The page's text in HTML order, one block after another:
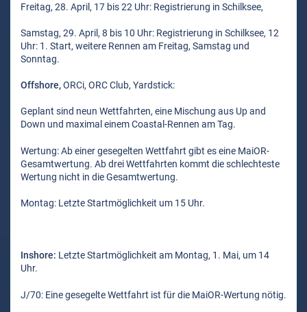
Freitag, 28. April, 17 bis 22 Uhr: Registrierung in Schilksee,
Samstag, 29. April, 8 bis 10 Uhr: Registrierung in Schilksee, 12
Uhr: 1. Start, weitere Rennen am Freitag, Samstag und
Sonntag.
Offshore,ORCi, ORC Club, Yardstick:
Geplant sind neun Wettfahrten, eine Mischung aus Up and
Down und maximal einem Coastal-Rennen am Tag.
Wertung: Ab einer gesegelten Wettfahrt gibt es eine MaiOR-
Gesamtwertung. Ab drei Wettfahrten kommt die schlechteste
Wertung nicht in die Gesamtwertung.
Montag: Letzte Startmöglichkeit um 15 Uhr.
Inshore: Letzte Startmöglichkeit am Montag, 1. Mai, um 14
Uhr.
J/70: Eine gesegelte Wettfahrt ist für die MaiOR-Wertung nötig.